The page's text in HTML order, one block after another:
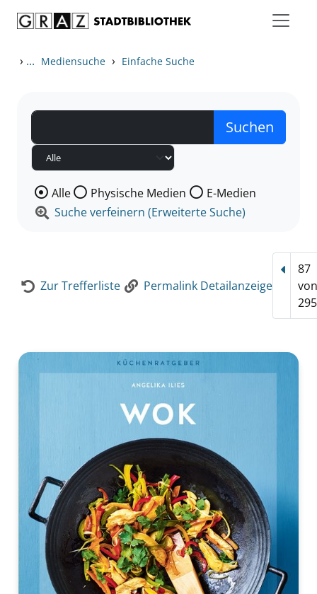
› ... Mediensuche › Einfache Suche
Wählen Sie die Medienart nach der Sie suchen wollen.
Alle Physische Medien
E-Medien
Suche verfeinern (Erweiterte Suche)
Zur Trefferliste Permalink Detailanzeige
87
von